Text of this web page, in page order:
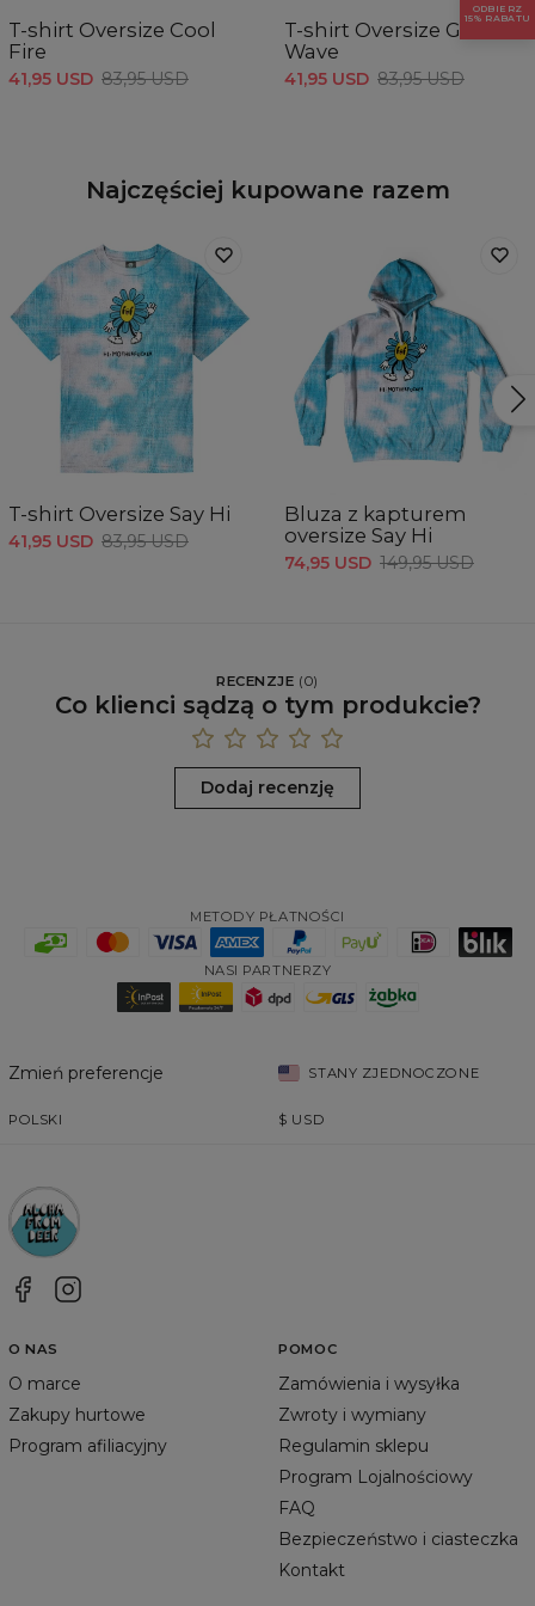
XXL
A - Długość
74 76 78 80 82
B - Sz. klatki piersiowej
54 56
C - Długość rękawów
27,5 28 28,5 29 29,5
T-shirt Oversize Cool
Fire
41,95 USD 83,95 USD
T-shirt Oversize Great
Wave
41,95 USD 83,95 USD
Najczęściej kupowane razem
T-shirt Oversize Say Hi
41,95 USD 83,95 USD
Bluza z kapturem
oversize Say Hi
74,95 USD 149,95 USD
RECENZJE (0)
Co klienci sądzą o tym produkcie?
Dodaj recenzję
METODY PŁATNOŚCI
NASI PARTNERZY
Zmień preferencje STANY ZJEDNOCZONE
POLSKI $ USD
O NAS
O marce
Zakupy hurtowe
Program afiliacyjny
POMOC
Zamówienia i wysyłka
Zwroty i wymiany
Regulamin sklepu
Program Lojalnościowy
FAQ
Bezpieczeństwo i ciasteczka
Kontakt
ODBIERZ
15% RABATU